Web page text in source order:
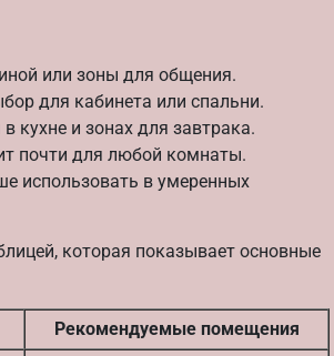
или зоны для общения.
для кабинета или спальни.
кухне и зонах для завтрака.
почти для любой комнаты.
использовать в умеренных
которая показывает основные
Рекомендуемые помещения